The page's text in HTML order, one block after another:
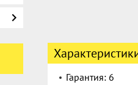
Гарантия: 6